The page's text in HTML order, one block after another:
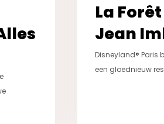
La
Jean
Disneyland® Paris
een gloednieuw